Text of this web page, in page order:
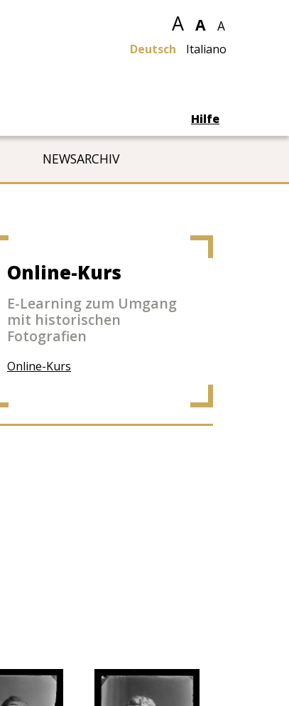
A A A
Deutsch Italiano
Hilfe
NEWSARCHIV
Online-Kurs
E-Learning zum Umgang
mit historischen
Fotografien
Online-Kurs